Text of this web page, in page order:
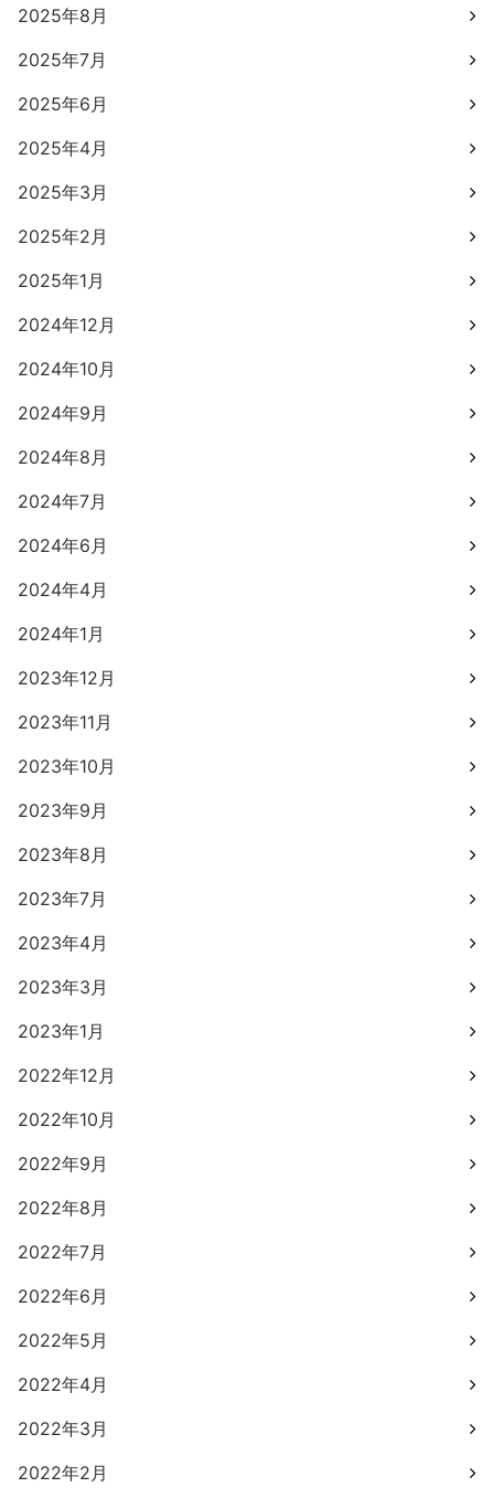
2025年8月
2025年7月
2025年6月
2025年4月
2025年3月
2025年2月
2025年1月
2024年12月
2024年10月
2024年9月
2024年8月
2024年7月
2024年6月
2024年4月
2024年1月
2023年12月
2023年11月
2023年10月
2023年9月
2023年8月
2023年7月
2023年4月
2023年3月
2023年1月
2022年12月
2022年10月
2022年9月
2022年8月
2022年7月
2022年6月
2022年5月
2022年4月
2022年3月
2022年2月